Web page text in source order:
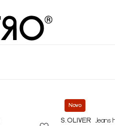
Novo
S.OLIVER
Jeans